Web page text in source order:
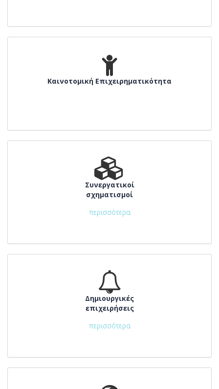
Καινοτομική Επιχειρηματικότητα
Συνεργατικοί
σχηματισμοί
περισσότερα
Δημιουργικές
επιχειρήσεις
περισσότερα